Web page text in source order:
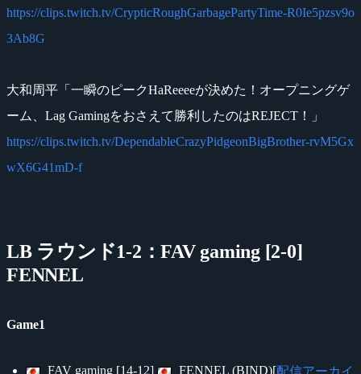
https://clips.twitch.tv/CrypticRoughGarbagePartyTime-R0Ie5pzsv9o
3Ab8G
大和周平「一瞬のピークHaReeeeが決めた！オープニングゲ
ーム、Lag Gamingをおさえて勝利したのはREJECT！」
https://clips.twitch.tv/DependableCrazyPidgeonBigBrother-rvM5Gx
wX6G41mD-f
LB ラウンド1-2：FAV gaming [2-0]
FENNEL
Game1
FAV gaming [14-12] FENNEL (BIND)[配信アーカイ